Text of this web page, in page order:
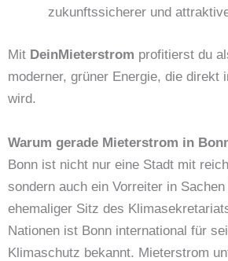
zukunftssicherer und
Mit DeinMieterstrom profitierst du
moderner, grüner Energie, die direkt
wird.
Warum gerade Mieterstrom in
Bonn ist nicht nur eine Stadt mit
sondern auch ein Vorreiter in
ehemaliger Sitz des
Nationen ist Bonn international für
Klimaschutz bekannt. Mieterstrom